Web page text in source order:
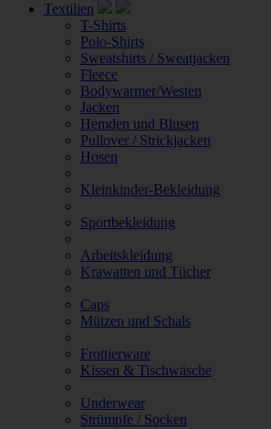
Textilien
T-Shirts
Polo-Shirts
Sweatshirts / Sweatjacken
Fleece
Bodywarmer/Westen
Jacken
Hemden und Blusen
Pullover / Strickjacken
Hosen
Kleinkinder-Bekleidung
Sportbekleidung
Arbeitskleidung
Krawatten und Tücher
Caps
Mützen und Schals
Frottierware
Kissen & Tischwäsche
Underwear
Strümpfe / Socken